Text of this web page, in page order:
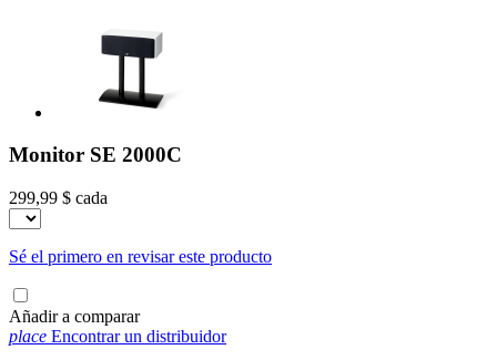
Monitor SE 2000C
299,99 $ cada
Sé el primero en revisar este producto
Añadir a comparar
place Encontrar un distribuidor